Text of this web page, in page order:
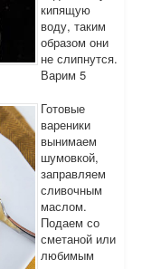
кипящую
воду, таким
образом они
не слипнутся.
Варим 5
Готовые
вареники
вынимаем
шумовкой,
заправляем
сливочным
маслом.
Подаем со
сметаной или
любимым